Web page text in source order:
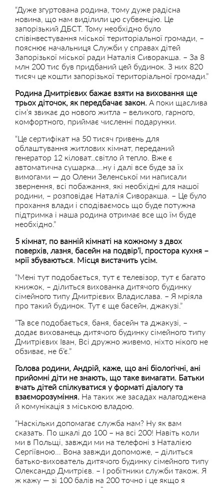
“Дуже згуртована родина, тому дуже радісна
новина, що нам виділили цю субвенцію. Це
запорізький ДБСТ. Тому необхідно було
співінвестування міської територіальної громади, –
пояснює начальниця Служби у справах дітей
Запорізької міської ради Наталія Сиворакша. – За 8
млн 200 тис був придбаний цей будинок. З них 820
тисяч це кошти запорізької територіальної громади.”
Родина Дмитрієвих бажає взяти на виховання ще
трьох діточок, як передбачає закон. А поки щаслива
сім’я звикає до нового житла – великого, гарного,
комфортного, приймає численні подарунки.
“Це сертифікат на 50 тисяч гривень для
облаштування житлових кімнат, переданий
генератор 12 кіловат..світло й тепло. Вже є
автоматична сушарка….ну і далі все буде за їх
вимогами — до Олени Зеленської ми написали
звернення, всі побажання, які необхідні для нашої
родини, – розповідає Наталія Сиворакша. – Це було
прохання влади і сподіваємось що буде потужна
підтримка і наша родина отримає все що їм буде
необхідно.”
5 кімнат, по ванній кімнаті на кожному з двох
поверхів, лазня, басейн на подвір’ї, простора кухня –
мрії збуваються. Місця вистачить усім.
“Мені тут подобається, тут є телевізор, тут є багато
книжок, – ділиться вихованка дитячого будинку
сімейного типу Дмитрієвих Владислава. – Я мріяла
про такий будинок. Тут є ще басейн, джакузі.”
“Та все подобається, баня, басейн та джакузі, –
додає вихованець дитячого будинку сімейного типу
Дмитрієвих Іван, Всі дружно живемо, ніхто нікого не
обзиває, не б’є.”
Голова родини, Андрій, каже, що ані біологічні, ані
прийомні діти не знають, що таке вимагати. Батьки
вчать дітей спілкуватися у форматі діалогу та
взаєморозуміння. На таких же засадах налагоджена
й комунікація з міською владою.
“Наскільки допомагає служба нам? Ну як вам
сказать. По шкалі до 100 – на всі 200! Навіть коли
ми в Польщі, завжди ми на телефоні з Наталією
Сергіївною… Вона завжди допоможе, – ділиться
батько-вихователь дитячого будинку сімейного типу
Олександр Дмитрієв. – І робітники служби також. Я
ж кажу — зі 100 балів на 200 точно і це якщо я